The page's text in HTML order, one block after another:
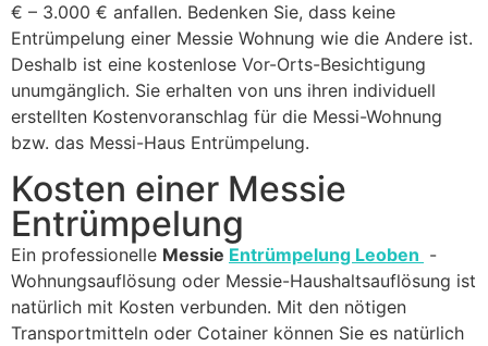
€ – 3.000 € anfallen. Bedenken Sie, dass keine
Entrümpelung einer Messie Wohnung wie die Andere ist.
Deshalb ist eine kostenlose Vor-Orts-Besichtigung
unumgänglich. Sie erhalten von uns ihren individuell
erstellten Kostenvoranschlag für die Messi-Wohnung
bzw. das Messi-Haus Entrümpelung.
Kosten einer Messie
Entrümpelung
Ein professionelle Messie Entrümpelung Leoben -
Wohnungsauflösung oder Messie-Haushaltsauflösung ist
natürlich mit Kosten verbunden. Mit den nötigen
Transportmitteln oder Cotainer können Sie es natürlich